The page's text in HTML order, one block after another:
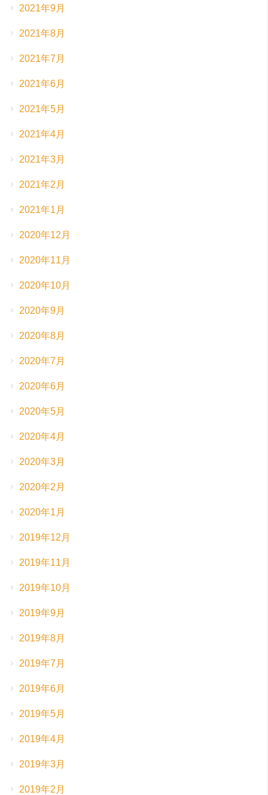
2021年9月
2021年8月
2021年7月
2021年6月
2021年5月
2021年4月
2021年3月
2021年2月
2021年1月
2020年12月
2020年11月
2020年10月
2020年9月
2020年8月
2020年7月
2020年6月
2020年5月
2020年4月
2020年3月
2020年2月
2020年1月
2019年12月
2019年11月
2019年10月
2019年9月
2019年8月
2019年7月
2019年6月
2019年5月
2019年4月
2019年3月
2019年2月